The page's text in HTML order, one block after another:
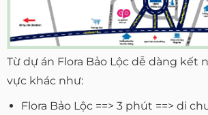
Từ dự án Flora Bảo Lộc dễ dàng kết
vực khác như:
Flora Bảo Lộc ==> 3 phút ==> di